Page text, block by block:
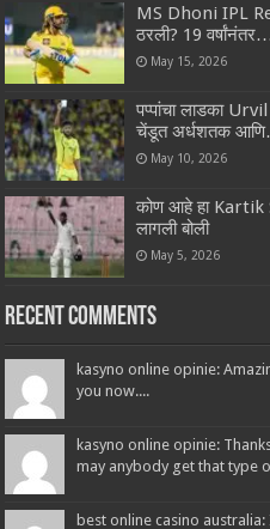
MS Dhoni IPL
ठरली? 19
May 15, 2026
पप्पांचा लाडका
चेंडूत अर्धशतक
May 10, 2026
कोण आहे हा Kartik
लागली बोली
May 5, 2026
Recent Comments
kasyno online opinie:
you now....
kasyno online opinie:
may anybody get that type
best online casino